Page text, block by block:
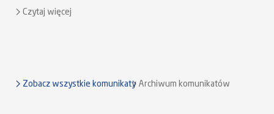
Czytaj więcej
Zobacz wszystkie komunikaty Archiwum komunikatów